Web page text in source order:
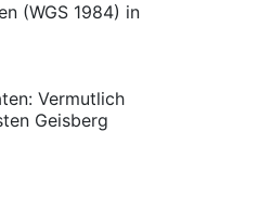
(WGS 1984) in
Vermutlich
Geisberg